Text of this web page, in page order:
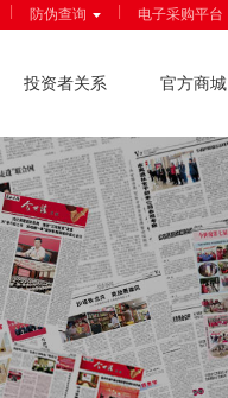
防伪查询 电子采购平台
投资者关系 官方商城